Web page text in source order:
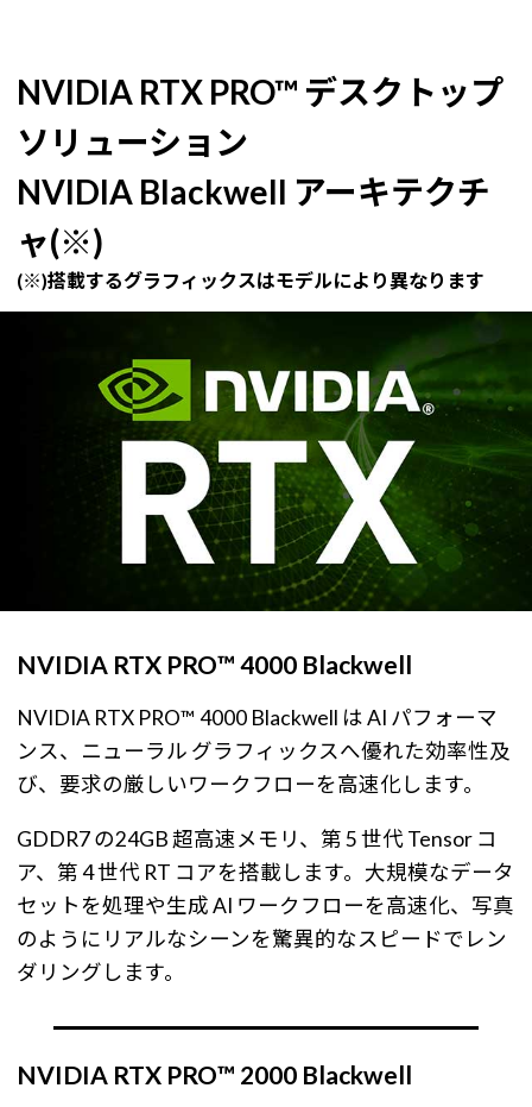
NVIDIA RTX PRO™ デスクトップ
ソリューション
NVIDIA Blackwell アーキテクチ
ャ(※)
(※)搭載するグラフィックスはモデルにより異なります
NVIDIA RTX PRO™ 4000 Blackwell
NVIDIA RTX PRO™ 4000 Blackwell は AI パフォーマ
ンス、ニューラル グラフィックスへ優れた効率性及
び、要求の厳しいワークフローを高速化します。
GDDR7 の24GB 超高速メモリ、第 5 世代 Tensor コ
ア、第 4 世代 RT コアを搭載します。大規模なデータ
セットを処理や生成 AI ワークフローを高速化、写真
のようにリアルなシーンを驚異的なスピードでレン
ダリングします。
NVIDIA RTX PRO™ 2000 Blackwell